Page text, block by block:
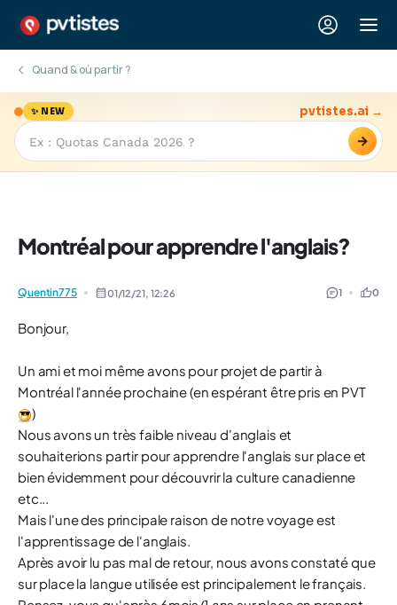
Quand & où partir ?
✨ NEW
→
pvtistes.ai →
Montréal pour apprendre l'anglais?
Quentin775 01/12/21, 12:26 1 0
Bonjour,
Un ami et moi même avons pour projet de partir à
Montréal l'année prochaine (en espérant être pris en PVT
)
Nous avons un très faible niveau d'anglais et
souhaiterions partir pour apprendre l'anglais sur place et
bien évidemment pour découvrir la culture canadienne
etc...
Mais l'une des principale raison de notre voyage est
l'apprentissage de l'anglais.
Après avoir lu pas mal de retour, nous avons constaté que
sur place la langue utilisée est principalement le français.